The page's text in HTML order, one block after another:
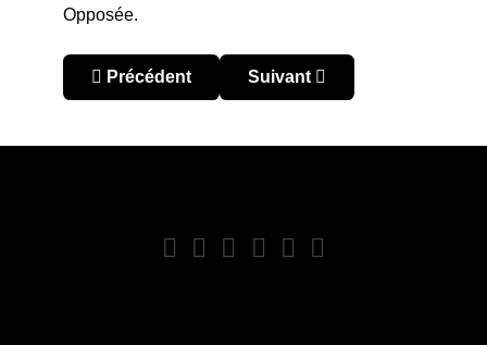
Opposée.
Article précédent : Sudamericano u20 : la
Précédent Article suivant :
Suivant